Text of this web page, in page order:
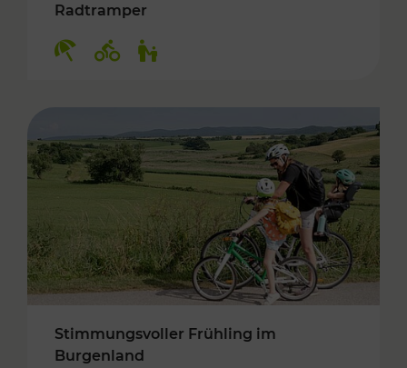
Radtramper
Stimmungsvoller Frühling im
Burgenland